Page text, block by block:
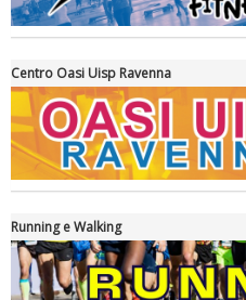
La formazione Uisp rallenta
Centro Oasi Uisp Ravenna
Running e Walking